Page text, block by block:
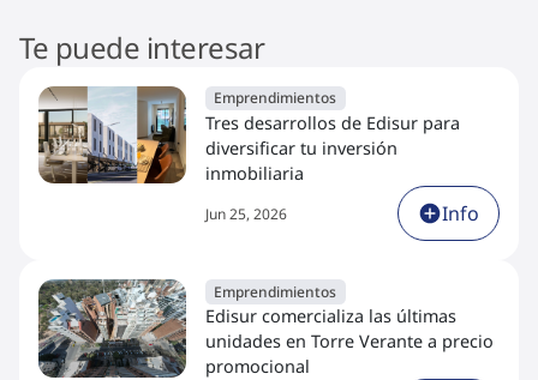
Te puede interesar
Emprendimientos
Tres desarrollos de Edisur para
diversificar tu inversión
inmobiliaria
Jun 25, 2026 Info
Emprendimientos
Edisur comercializa las últimas
unidades en Torre Verante a precio
promocional